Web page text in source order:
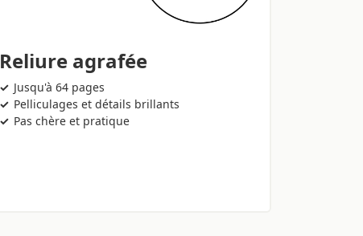
Reliure agrafée
Jusqu'à 64 pages
Pelliculages et détails brillants
Pas chère et pratique